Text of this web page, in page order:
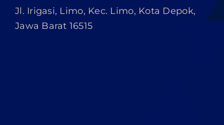
Jl. Irigasi, Limo, Kec. Limo, Kota Depok,
Jawa Barat 16515